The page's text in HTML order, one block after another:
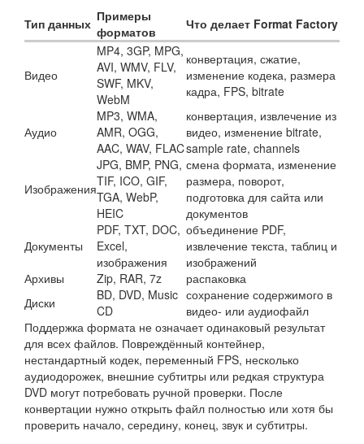
Тип данных Примеры
форматов
Что делает Format Factory
Видео
MP4, 3GP, MPG,
AVI, WMV, FLV,
SWF, MKV,
WebM
конвертация, сжатие,
изменение кодека, размера
кадра, FPS, bitrate
Аудио
MP3, WMA,
AMR, OGG,
AAC, WAV, FLAC
конвертация, извлечение из
видео, изменение bitrate,
sample rate, channels
Изображения
JPG, BMP, PNG,
TIF, ICO, GIF,
TGA, WebP,
HEIC
смена формата, изменение
размера, поворот,
подготовка для сайта или
документов
Документы
PDF, TXT, DOC,
Excel,
изображения
объединение PDF,
извлечение текста, таблиц и
изображений
Архивы
Zip, RAR, 7z
распаковка
Диски
BD, DVD, Music
CD
сохранение содержимого в
видео- или аудиофайл
Поддержка формата не означает одинаковый результат
для всех файлов. Повреждённый контейнер,
нестандартный кодек, переменный FPS, несколько
аудиодорожек, внешние субтитры или редкая структура
DVD могут потребовать ручной проверки. После
конвертации нужно открыть файл полностью или хотя бы
проверить начало, середину, конец, звук и субтитры.